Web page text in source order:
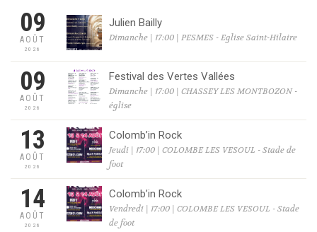
09
AOÛT
2026
Julien Bailly
Dimanche | 17:00 | PESMES - Eglise Saint-Hilaire
09
AOÛT
2026
Festival des Vertes Vallées
Dimanche | 17:00 | CHASSEY LES MONTBOZON -
église
13
AOÛT
2026
Colomb’in Rock
Jeudi | 17:00 | COLOMBE LES VESOUL - Stade de
foot
14
AOÛT
2026
Colomb’in Rock
Vendredi | 17:00 | COLOMBE LES VESOUL - Stade
de foot